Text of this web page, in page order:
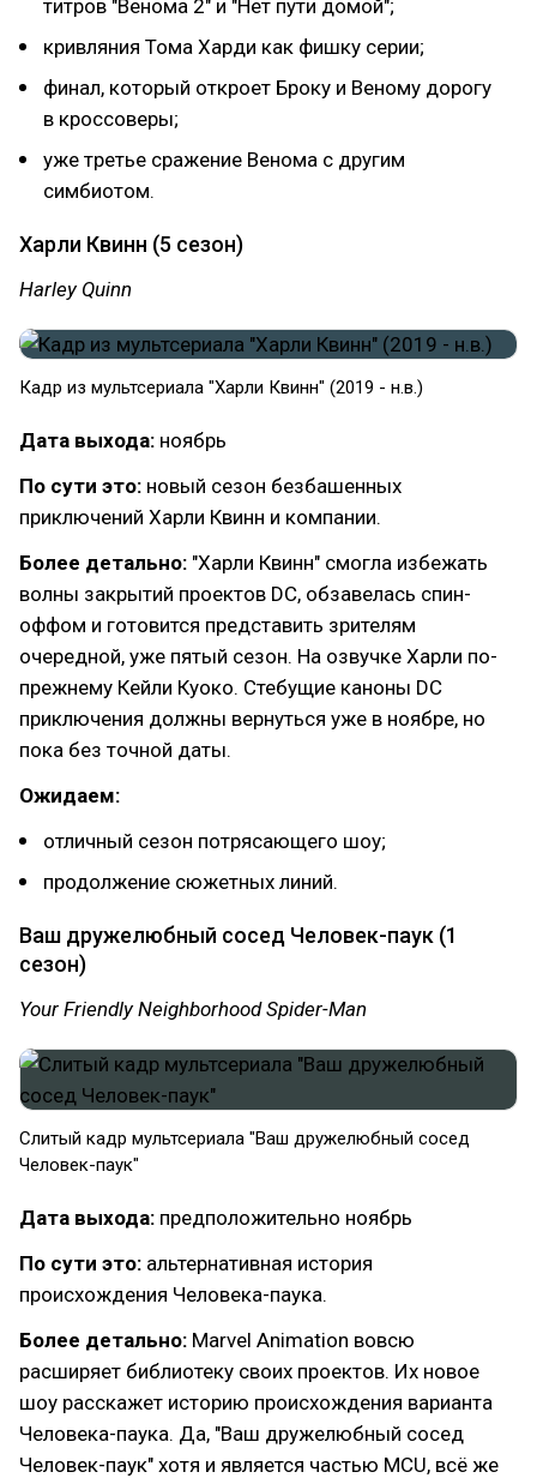
титров "Венома 2" и "Нет пути домой";
кривляния Тома Харди как фишку серии;
финал, который откроет Броку и Веному дорогу
в кроссоверы;
уже третье сражение Венома с другим
симбиотом.
Харли Квинн (5 сезон)
Harley Quinn
Кадр из мультсериала "Харли Квинн" (2019 - н.в.)
Дата выхода: ноябрь
По сути это: новый сезон безбашенных
приключений Харли Квинн и компании.
Более детально: "Харли Квинн" смогла избежать
волны закрытий проектов DC, обзавелась спин-
оффом и готовится представить зрителям
очередной, уже пятый сезон. На озвучке Харли по-
прежнему Кейли Куоко. Стебущие каноны DC
приключения должны вернуться уже в ноябре, но
пока без точной даты.
Ожидаем:
отличный сезон потрясающего шоу;
продолжение сюжетных линий.
Ваш дружелюбный сосед Человек-паук (1
сезон)
Your Friendly Neighborhood Spider-Man
Слитый кадр мультсериала "Ваш дружелюбный сосед
Человек-паук"
Дата выхода: предположительно ноябрь
По сути это: альтернативная история
происхождения Человека-паука.
Более детально: Marvel Animation вовсю
расширяет библиотеку своих проектов. Их новое
шоу расскажет историю происхождения варианта
Человека-паука. Да, "Ваш дружелюбный сосед
Человек-паук" хотя и является частью MCU, всё же